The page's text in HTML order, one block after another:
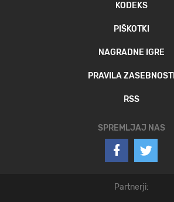
KODEKS
PIŠKOTKI
NAGRADNE IGRE
PRAVILA ZASEBNOSTI
RSS
SPREMLJAJ NAS
Partnerji: